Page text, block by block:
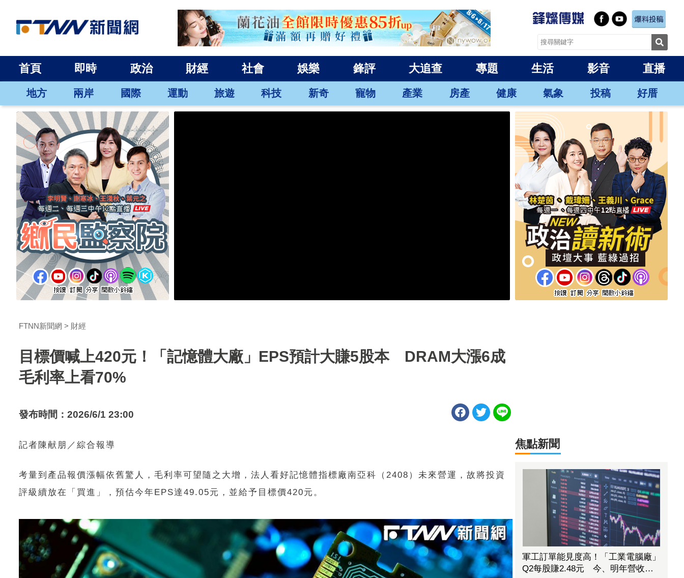
首頁 即時 政治 財經 社會 娛樂 鋒評 大追查 專題 生活 影音 直播
地方 兩岸 國際 運動 旅遊 科技 新奇 寵物 產業 房產 健康 氣象 投稿 好厝
FTNN新聞網 財經
目標價喊上420元！「記憶體大廠」EPS預計大賺5股本 DRAM大漲6成
毛利率上看70%
發布時間：2026/6/1 23:00
記者陳献朋／綜合報導
考量到產品報價漲幅依舊驚人，毛利率可望隨之大增，法人看好記憶體指標廠南亞科（2408）未來營運，故將投資
評級續放在「買進」，預估今年EPS達49.05元，並給予目標價420元。
焦點新聞
軍工訂單能見度高！「工業電腦廠」
Q2每股賺2.48元 今、明年營收獲